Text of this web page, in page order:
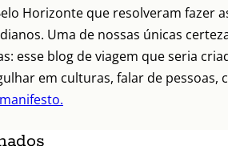
Horizonte que resolveram fazer
Uma de nossas únicas
esse blog de viagem que seria
em culturas, falar de